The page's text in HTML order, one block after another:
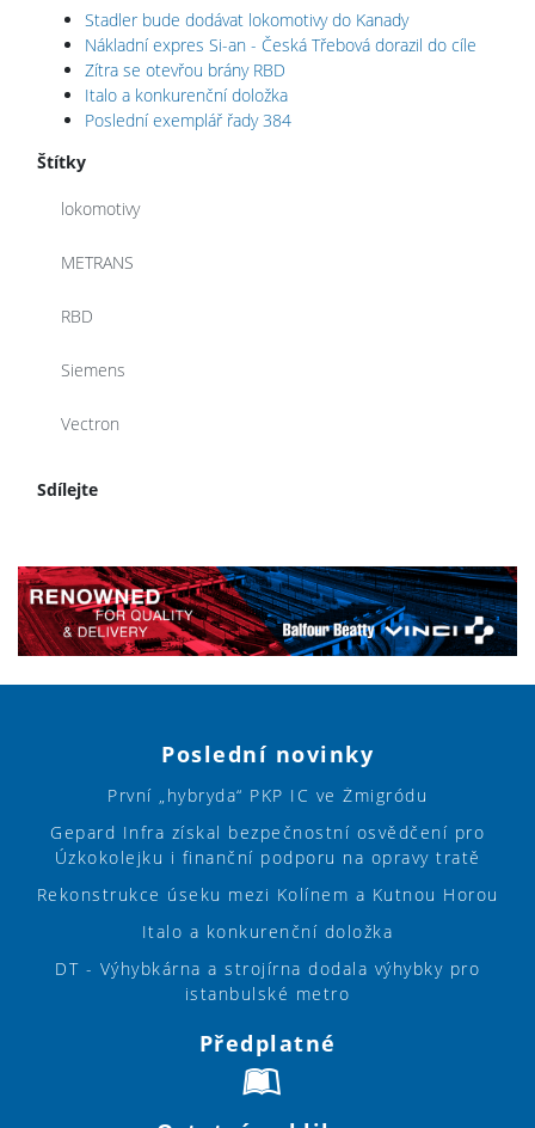
Stadler bude dodávat lokomotivy do Kanady
Nákladní expres Si-an - Česká Třebová dorazil do cíle
Zítra se otevřou brány RBD
Italo a konkurenční doložka
Poslední exemplář řady 384
Štítky
lokomotivy
METRANS
RBD
Siemens
Vectron
Sdílejte
Poslední novinky
První „hybryda“ PKP IC ve Żmigródu
Gepard Infra získal bezpečnostní osvědčení pro
Úzkokolejku i finanční podporu na opravy tratě
Rekonstrukce úseku mezi Kolínem a Kutnou Horou
Italo a konkurenční doložka
DT - Výhybkárna a strojírna dodala výhybky pro
istanbulské metro
Předplatné